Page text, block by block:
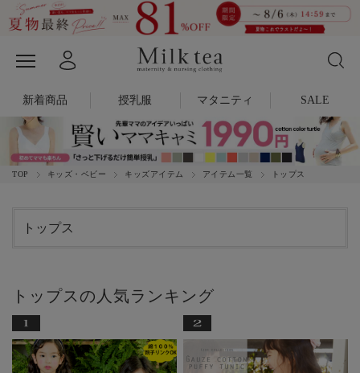
新着商品 授乳服 マタニティ SALE
TOP キッズ・ベビー キッズアイテム アイテム一覧 トップス
トップス
トップスの人気ランキング